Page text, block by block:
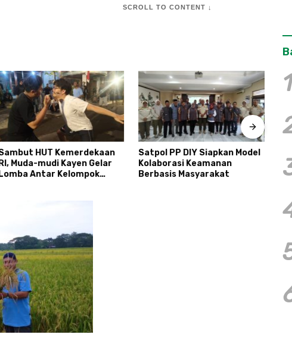
SCROLL TO CONTENT ↓
HUT Kemerdekaan
RI, Muda-mudi Kayen Gelar
Lomba Antar Kelompok
Satpol PP DIY Siapkan Model
Kolaborasi Keamanan
Berbasis Masyarakat